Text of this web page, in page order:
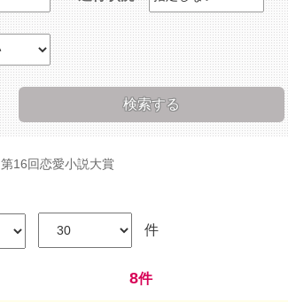
第16回恋愛小説大賞
件
8件